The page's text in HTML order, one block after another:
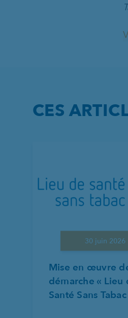
CES
30 juin 2026
Mise en œuvre
démarche « Lieu
Santé Sans Tabac